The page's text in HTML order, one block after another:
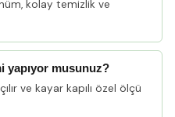
kolay temizlik ve
yapıyor musunuz?
ve kayar kapılı özel ölçü